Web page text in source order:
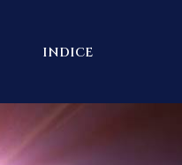
INDICE